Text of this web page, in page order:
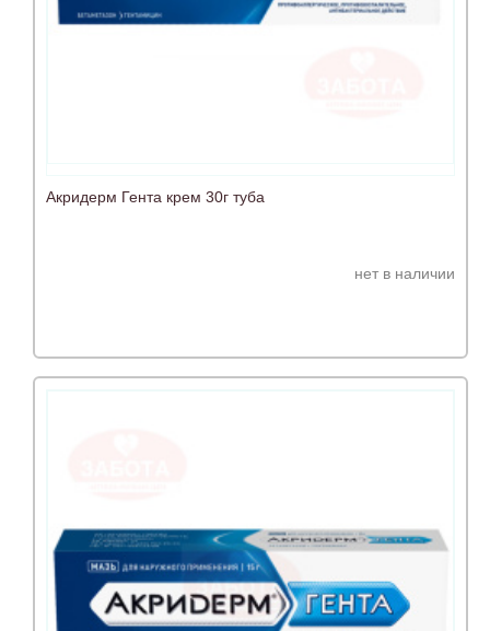
Акридерм Гента крем 30г туба
нет в наличии